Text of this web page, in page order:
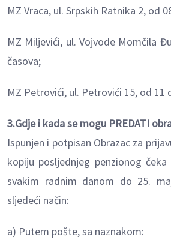
MZ Vraca, ul. Srpskih Ratnika 2, od
MZ Miljevići, ul. Vojvode Momčila
časova;
MZ Petrovići, ul. Petrovići 15, od 11
3.Gdje i kada se mogu PREDATI
Ispunjen i potpisan Obrazac za
kopiju posljednjeg penzionog
svakim radnim danom do 25.
sljedeći način:
a) Putem pošte, sa naznakom: